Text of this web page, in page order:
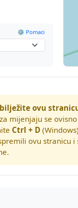
⚙️ Pomaci
ovu
mijenjaju se
Ctrl + D
ovu stranicu